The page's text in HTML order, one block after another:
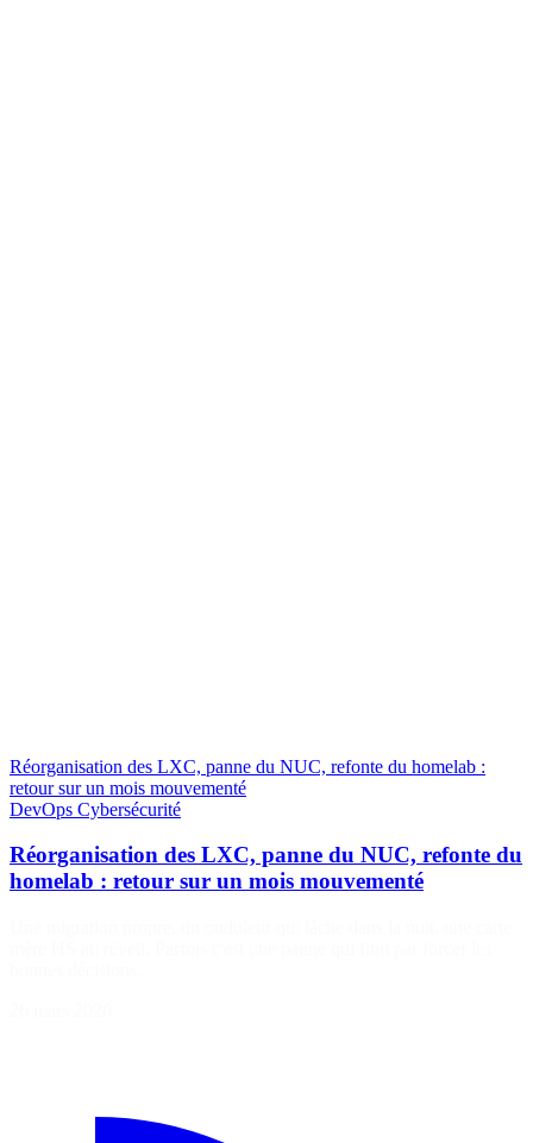
Réorganisation des LXC, panne du NUC, refonte du homelab :
retour sur un mois mouvementé
DevOps Cybersécurité
Réorganisation des LXC, panne du NUC, refonte du
homelab : retour sur un mois mouvementé